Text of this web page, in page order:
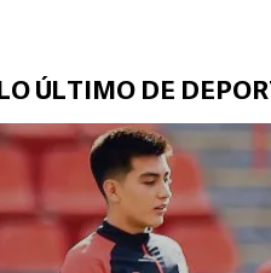
LO ÚLTIMO DE